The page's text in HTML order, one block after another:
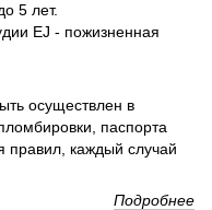
5 лет.
EJ - пожизненная
осуществлен в
паспорта
правил, каждый случай
Подробнее